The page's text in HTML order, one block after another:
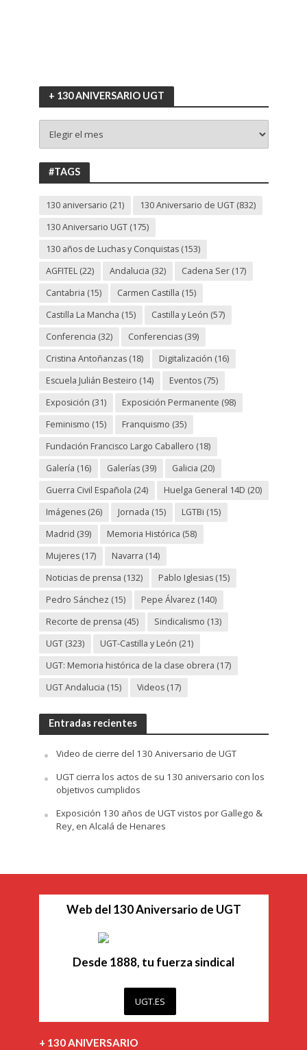
+ 130 ANIVERSARIO UGT
130
ANIVERSARIO
UGT
#TAGS
130 aniversario (21) 130 Aniversario de UGT(832)
130 Aniversario UGT(175)
130 años de Luchas y Conquistas(153)
AGFITEL(22) Andalucia (32) Cadena Ser(17)
Cantabria (15) Carmen Castilla (15)
Castilla La Mancha (15) Castilla y León (57)
Conferencia (32) Conferencias(39)
Cristina Antoñanzas(18) Digitalización (16)
Escuela Julián Besteiro (14) Eventos(75)
Exposición (31) Exposición Permanente (98)
Feminismo (15) Franquismo (35)
Fundación Francisco Largo Caballero (18)
Galería (16) Galerías(39) Galicia (20)
Guerra Civil Española (24) Huelga General 14D (20)
Imágenes(26) Jornada (15) LGTBi (15)
Madrid (39) Memoria Histórica (58)
Mujeres(17) Navarra (14)
Noticias de prensa (132) Pablo Iglesias(15)
Pedro Sánchez (15) Pepe Álvarez (140)
Recorte de prensa (45) Sindicalismo (13)
UGT(323) UGT-Castilla y León (21)
UGT: Memoria histórica de la clase obrera (17)
UGT Andalucia (15) Videos(17)
Entradas recientes
Video de cierre del 130 Aniversario de UGT
UGT cierra los actos de su 130 aniversario con los
objetivos cumplidos
Exposición 130 años de UGT vistos por Gallego &
Rey, en Alcalá de Henares
Web del 130 Aniversario de UGT
Desde 1888, tu fuerza sindical
UGT.ES
+ 130 ANIVERSARIO